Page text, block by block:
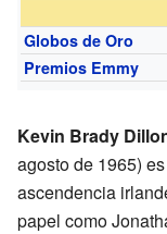
Globos de Oro
Premios Emmy
Kevin Brady
agosto de 1965)
ascendencia
papel como